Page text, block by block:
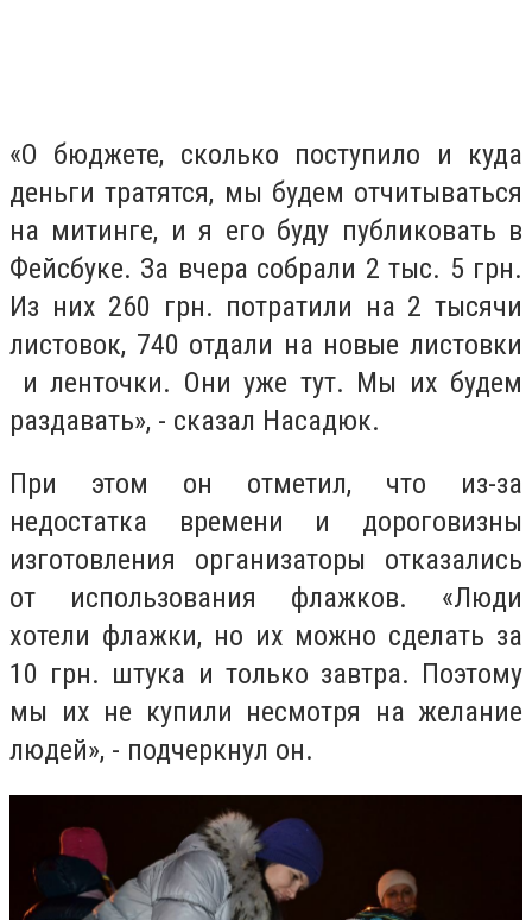
«О бюджете, сколько поступило и куда
деньги тратятся, мы будем отчитываться
на митинге, и я его буду публиковать в
Фейсбуке. За вчера собрали 2 тыс. 5 грн.
Из них 260 грн. потратили на 2 тысячи
листовок, 740 отдали на новые листовки
и ленточки. Они уже тут. Мы их будем
раздавать», - сказал Насадюк.
При этом он отметил, что из-за
недостатка времени и дороговизны
изготовления организаторы отказались
от использования флажков. «Люди
хотели флажки, но их можно сделать за
10 грн. штука и только завтра. Поэтому
мы их не купили несмотря на желание
людей», - подчеркнул он.